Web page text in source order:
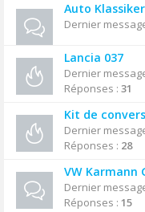
Auto
Dernier
Lancia 037
Dernier
Réponses : 31
Kit de
Dernier
Réponses : 28
VW Karmann
Dernier
Réponses : 15